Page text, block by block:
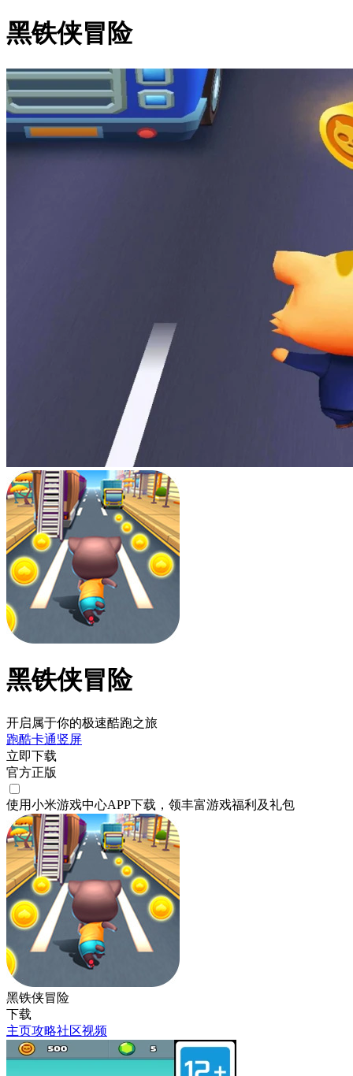
黑铁侠冒险
黑铁侠冒险
开启属于你的极速酷跑之旅
跑酷卡通竖屏
立即下载
官方正版
使用小米游戏中心APP下载 ，领丰富游戏福利 及礼包
黑铁侠冒险
下载
主页攻略社区视频